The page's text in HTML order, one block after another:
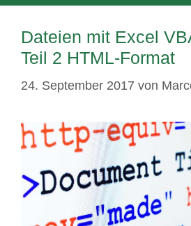
Dateien mit Excel
Teil 2 HTML-Format
24. September 2017 von